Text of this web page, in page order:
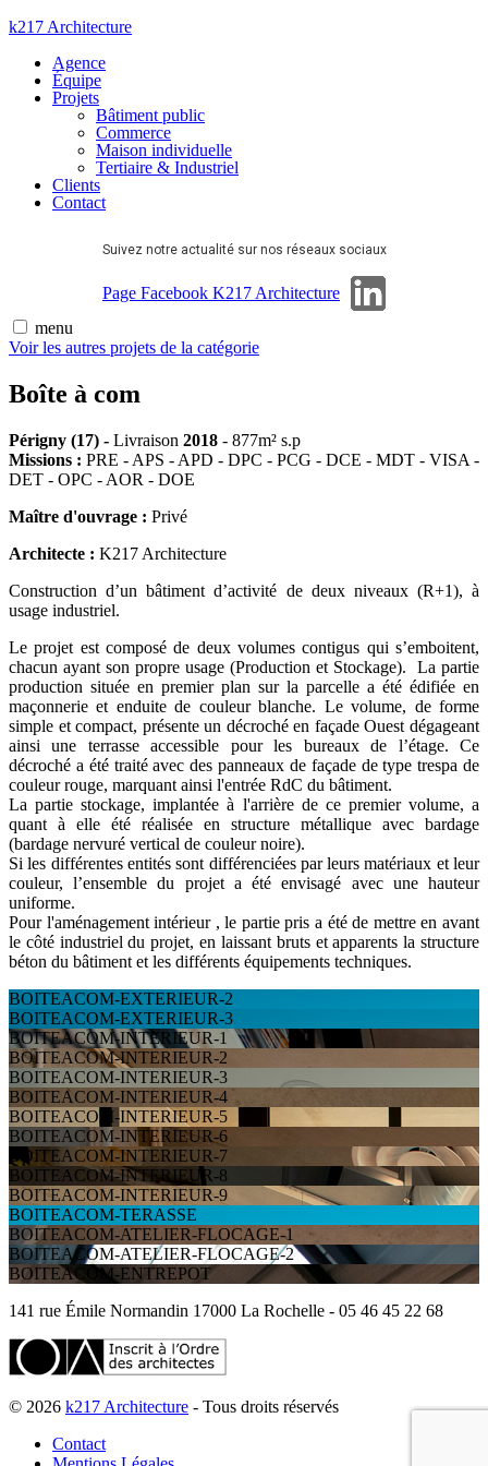
Aller
contenu
k217 Architecture
Agence
Équipe
Projets
Bâtiment public
Commerce
Maison individuelle
Tertiaire & Industriel
Clients
Contact
Suivez notre actualité sur nos réseaux sociaux
Page Facebook K217 Architecture
menu
Voir les autres projets de la catégorie
Boîte à com
Périgny (17) - Livraison 2018 - 877m² s.p
Missions : PRE - APS - APD - DPC - PCG - DCE - MDT - VISA -
DET - OPC - AOR - DOE
Maître d'ouvrage : Privé
Architecte : K217 Architecture
Construction d’un bâtiment d’activité de deux niveaux (R+1), à
usage industriel.
Le projet est composé de deux volumes contigus qui s’emboitent,
chacun ayant son propre usage (Production et Stockage). La partie
production située en premier plan sur la parcelle a été édifiée en
maçonnerie et enduite de couleur blanche. Le volume, de forme
simple et compact, présente un décroché en façade Ouest dégageant
ainsi une terrasse accessible pour les bureaux de l’étage. Ce
décroché a été traité avec des panneaux de façade de type trespa de
couleur rouge, marquant ainsi l'entrée RdC du bâtiment.
La partie stockage, implantée à l'arrière de ce premier volume, a
quant à elle été réalisée en structure métallique avec bardage
(bardage nervuré vertical de couleur noire).
Si les différentes entités sont différenciées par leurs matériaux et leur
couleur, l’ensemble du projet a été envisagé avec une hauteur
uniforme.
Pour l'aménagement intérieur , le partie pris a été de mettre en avant
le côté industriel du projet, en laissant bruts et apparents la structure
béton du bâtiment et les différents équipements techniques.
BOITEACOM-EXTERIEUR-2
BOITEACOM-EXTERIEUR-3
BOITEACOM-INTERIEUR-1
BOITEACOM-INTERIEUR-2
BOITEACOM-INTERIEUR-3
BOITEACOM-INTERIEUR-4
BOITEACOM-INTERIEUR-5
BOITEACOM-INTERIEUR-6
BOITEACOM-INTERIEUR-7
BOITEACOM-INTERIEUR-8
BOITEACOM-INTERIEUR-9
BOITEACOM-TERASSE
BOITEACOM-ATELIER-FLOCAGE-1
BOITEACOM-ATELIER-FLOCAGE-2
BOITEACOM-ENTREPOT
141 rue Émile Normandin 17000 La Rochelle - 05 46 45 22 68
© 2026 k217 Architecture - Tous droits réservés
Contact